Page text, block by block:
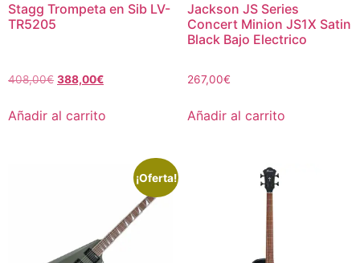
Stagg Trompeta en Sib LV-
TR5205
408,00€ 388,00€
Añadir al carrito
Jackson JS Series
Concert Minion JS1X Satin
Black Bajo Electrico
267,00€
Añadir al carrito
¡Oferta!